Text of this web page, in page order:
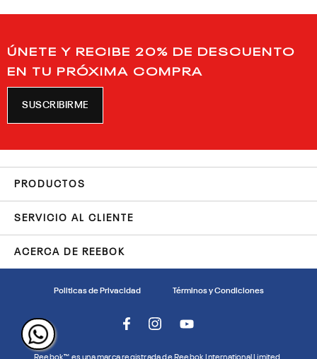
ÚNETE Y RECIBE 20% DE DESCUENTO
EN TU PRÓXIMA COMPRA
SUSCRIBIRME
PRODUCTOS
SERVICIO AL CLIENTE
ACERCA DE REEBOK
Politicas de Privacidad Términos y Condiciones